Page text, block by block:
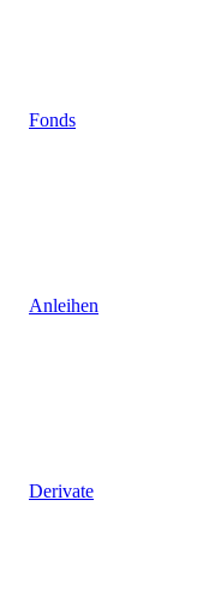
Fonds
Anleihen
Derivate